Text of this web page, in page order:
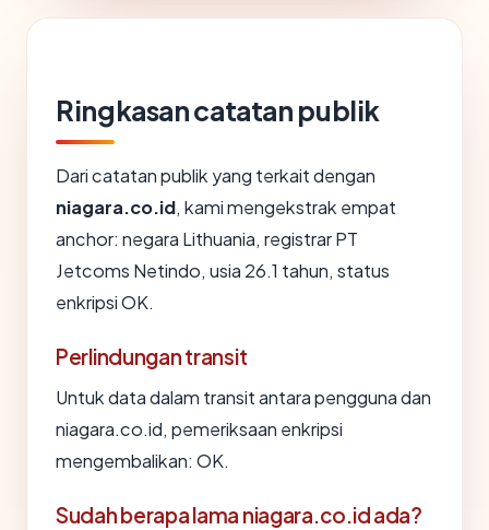
Ringkasan catatan publik
Dari catatan publik yang terkait dengan
niagara.co.id, kami mengekstrak empat
anchor: negara Lithuania, registrar PT
Jetcoms Netindo, usia 26.1 tahun, status
enkripsi OK.
Perlindungan transit
Untuk data dalam transit antara pengguna dan
niagara.co.id, pemeriksaan enkripsi
mengembalikan: OK.
Sudah berapa lama niagara.co.id ada?